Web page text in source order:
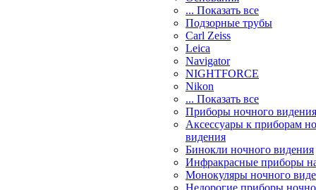
... Показать все
Подзорные трубы
Carl Zeiss
Leica
Navigator
NIGHTFORCE
Nikon
... Показать все
Приборы ночного видения
Аксессуары к приборам
видения
Бинокли ночного видения
Инфракрасные приборы
Монокуляры ночного
Недорогие приборы